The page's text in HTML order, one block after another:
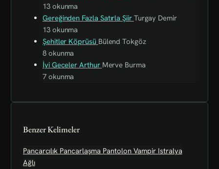
13 okunma
Gereğinden Fazla Satırla Şiir Turgay Demir
13 okunma
Şehitler Köprüsü Bülend Tokgöz
8 okunma
İyi Geceler Arthur Merve Burma
7 okunma
Benzer Kelimeler
Pancarcılık Pancarlaşma Pantolon Vampir Istralya
Ağlı